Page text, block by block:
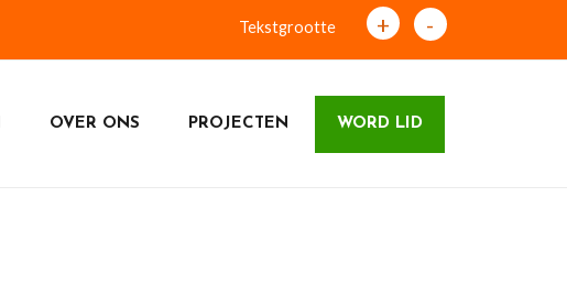
Tekstgrootte + -
OVER ONS PROJECTEN WORD LID